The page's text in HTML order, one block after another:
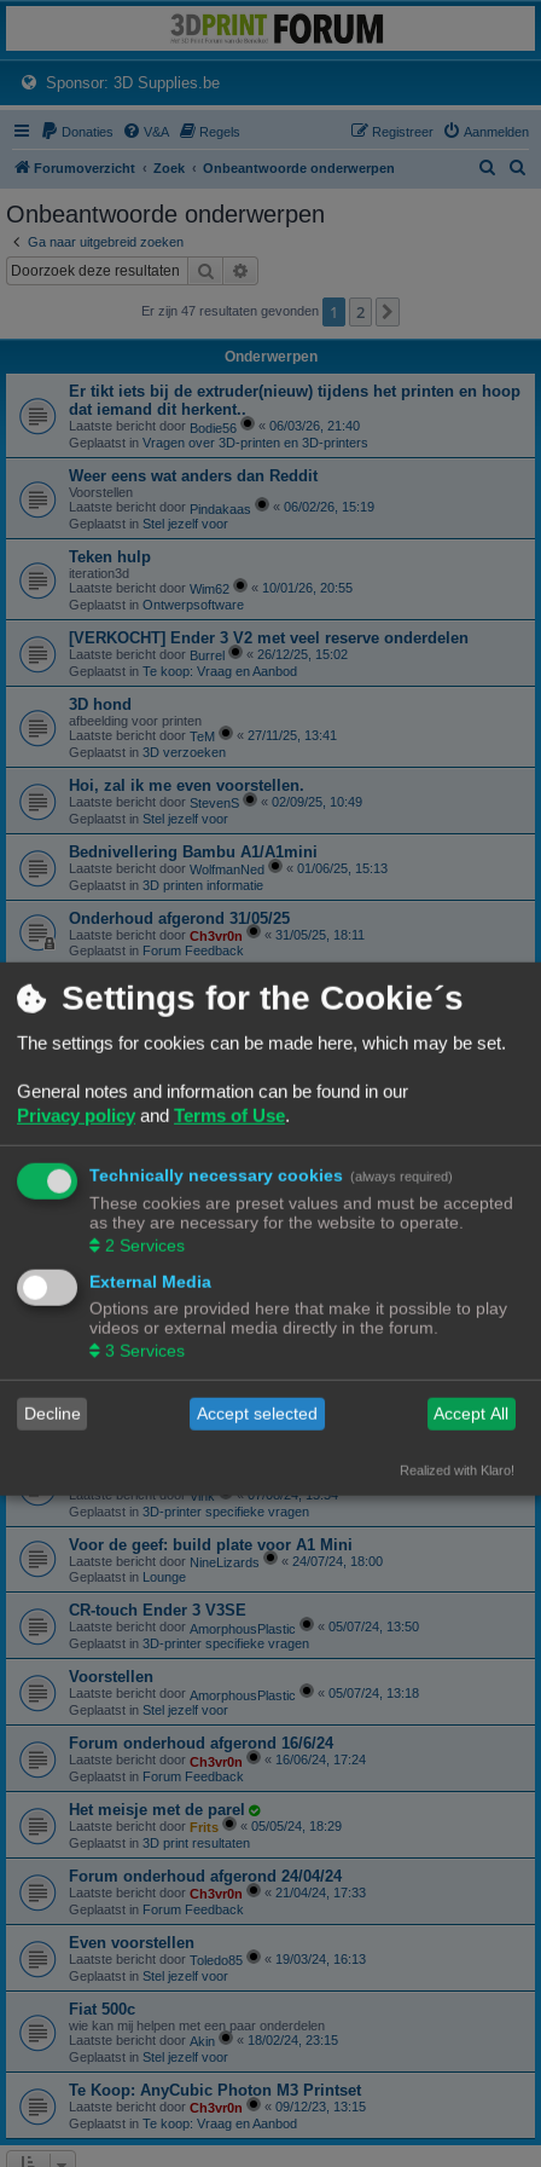
Het 3D print forum van de Benelux na de sluiting van 3dprintforum.nl
Sponsor: 3D Supplies.be(Opens a new tab)
Donaties V&A Regels Aanmelden
Registreer
Forumoverzicht Zoek Onbeantwoorde onderwerpen
Onbeantwoorde onderwerpen
Ga naar uitgebreid zoeken
Zoek
Er zijn 47 resultaten gevonden 1 2
Onderwerpen
Er tikt iets bij de extruder(nieuw) tijdens het printen en hoop
dat iemand dit herkent..
Laatste bericht door Bodie56 « 06/03/26, 21:40
Geplaatst in Vragen over 3D-printen en 3D-printers
Weer eens wat anders dan Reddit
Voorstellen
Laatste bericht door Pindakaas « 06/02/26, 15:19
Geplaatst in Stel jezelf voor
Teken hulp
iteration3d
Laatste bericht door Wim62 « 10/01/26, 20:55
Geplaatst in Ontwerpsoftware
[VERKOCHT] Ender 3 V2 met veel reserve onderdelen
Laatste bericht door Burrel « 26/12/25, 15:02
Geplaatst in Te koop: Vraag en Aanbod
3D hond
afbeelding voor printen
Laatste bericht door TeM « 27/11/25, 13:41
Geplaatst in 3D verzoeken
Hoi, zal ik me even voorstellen.
Laatste bericht door StevenS « 02/09/25, 10:49
Geplaatst in Stel jezelf voor
Bednivellering Bambu A1/A1mini
Laatste bericht door WolfmanNed « 01/06/25, 15:13
Geplaatst in 3D printen informatie
Onderhoud afgerond 31/05/25
Laatste bericht door Ch3vr0n « 31/05/25, 18:11
Geplaatst in Forum Feedback
Sunlu S4: Nieuwstaat
Laatste bericht doorCh3vr0n
11/01/25, 18:06
Te koop: Vraag en Aanbod
Anycubic Viper extruder.
Geplaatst in
3D-printer specifieke vragen
canbus (Ebb42/U2C) opgelost probleem
Geplaatst inKlipper
Forum onderhoud afgerond 08/09/24
phppbb update 3.3.13
Laatste bericht door Ch3vr0n «08/09/24, 13:06
Geplaatst in Forum Feedback
Laatste bericht doorJansC
Geplaatst in
Moeilijk filament (qua bed adhesie)
Laatste bericht door
ROG STRIX Scope DELUXE RGB Toetsenbord
Laatste bericht door Ch3vr0n « 12/08/24, 21:04
Geplaatst in
Te koop: Vraag en Aanbod
Laatste bericht doorVink «07/08/24, 15:54
Geplaatst in 3D-printer specifieke vragen
Voor de geef: build plate voor A1 Mini
Laatste bericht door NineLizards « 24/07/24, 18:00
Geplaatst in Lounge
CR-touch Ender 3 V3SE
Laatste bericht door AmorphousPlastic « 05/07/24, 13:50
Geplaatst in 3D-printer specifieke vragen
Voorstellen
Laatste bericht door AmorphousPlastic « 05/07/24, 13:18
Geplaatst in Stel jezelf voor
Forum onderhoud afgerond 16/6/24
Laatste bericht door Ch3vr0n « 16/06/24, 17:24
Geplaatst in Forum Feedback
Het meisje met de parel
Laatste bericht door Frits « 05/05/24, 18:29
Geplaatst in 3D print resultaten
Forum onderhoud afgerond 24/04/24
Laatste bericht door Ch3vr0n « 21/04/24, 17:33
Geplaatst in Forum Feedback
Even voorstellen
Laatste bericht door Toledo85 « 19/03/24, 16:13
Geplaatst in Stel jezelf voor
Fiat 500c
wie kan mij helpen met een paar onderdelen
Laatste bericht door Akin « 18/02/24, 23:15
Geplaatst in Stel jezelf voor
Te Koop: AnyCubic Photon M3 Printset
Laatste bericht door Ch3vr0n « 09/12/23, 13:15
Geplaatst in Te koop: Vraag en Aanbod
Settings for the Cookie´s
The settings for cookies can be made here, which may be set.
General notes and information can be found in our
Privacy policy and Terms of Use.
Technically necessary cookies (always required)
These cookies are preset values and must be accepted
as they are necessary for the website to operate.
2 Services
External Media
Options are provided here that make it possible to play
videos or external media directly in the forum.
3 Services
Decline Accept selected Accept All
Realized with Klaro!